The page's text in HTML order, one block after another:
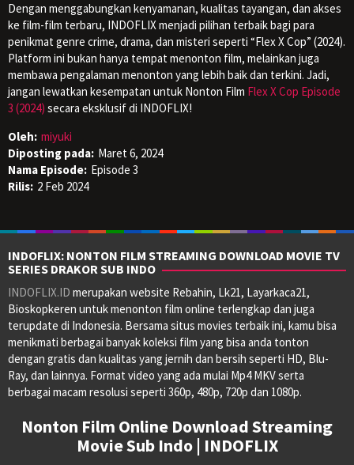
Dengan menggabungkan kenyamanan, kualitas tayangan, dan akses
ke film-film terbaru, INDOFLIX menjadi pilihan terbaik bagi para
penikmat genre crime, drama, dan misteri seperti “Flex X Cop” (2024).
Platform ini bukan hanya tempat menonton film, melainkan juga
membawa pengalaman menonton yang lebih baik dan terkini. Jadi,
jangan lewatkan kesempatan untuk Nonton Film Flex X Cop Episode
3 (2024) secara eksklusif di INDOFLIX!
Oleh: miyuki
Diposting pada: Maret 6, 2024
Nama Episode: Episode 3
Rilis: 2 Feb 2024
INDOFLIX: NONTON FILM STREAMING DOWNLOAD MOVIE TV
SERIES DRAKOR SUB INDO
INDOFLIX.ID merupakan website Rebahin, Lk21, Layarkaca21,
Bioskopkeren untuk menonton film online terlengkap dan juga
terupdate di Indonesia. Bersama situs movies terbaik ini, kamu bisa
menikmati berbagai banyak koleksi film yang bisa anda tonton
dengan gratis dan kualitas yang jernih dan bersih seperti HD, Blu-
Ray, dan lainnya. Format video yang ada mulai Mp4 MKV serta
berbagai macam resolusi seperti 360p, 480p, 720p dan 1080p.
Nonton Film Online Download Streaming
Movie Sub Indo | INDOFLIX